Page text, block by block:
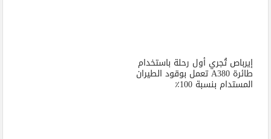
إيرباص تُجري أول رحلة باستخدام
طائرة A380 تعمل بوقود الطيران
المستدام بنسبة 100٪